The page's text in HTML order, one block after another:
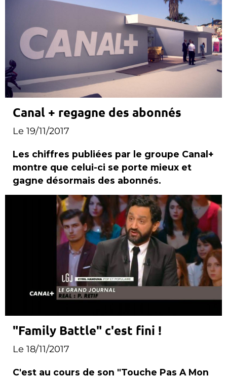
Canal + regagne des abonnés
Le 19/11/2017
Les chiffres publiées par le groupe Canal+
montre que celui-ci se porte mieux et
gagne désormais des abonnés.
"Family Battle" c'est fini !
Le 18/11/2017
C'est au cours de son "Touche Pas A Mon